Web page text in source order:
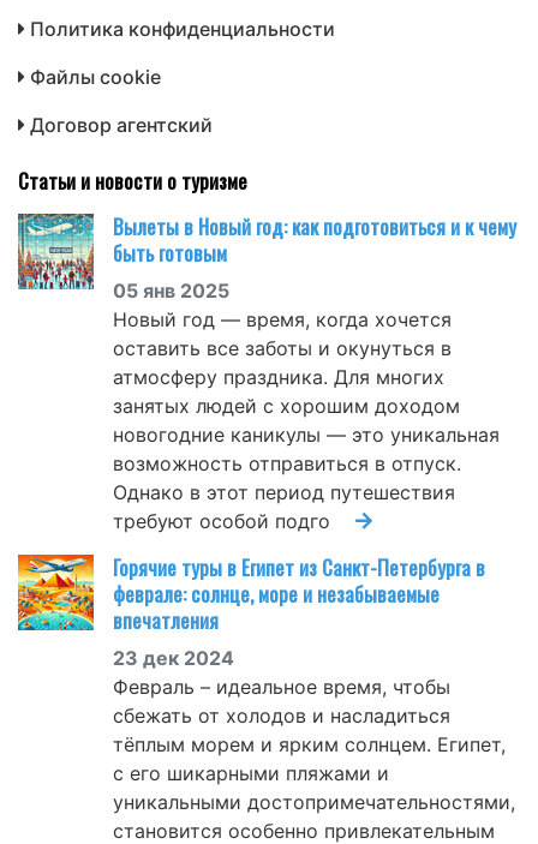
Политика конфиденциальности
Файлы cookie
Договор агентский
Статьи и новости о туризме
Вылеты в Новый год: как подготовиться и к чему
быть готовым
05 янв 2025
Новый год — время, когда хочется
оставить все заботы и окунуться в
атмосферу праздника. Для многих
занятых людей с хорошим доходом
новогодние каникулы — это уникальная
возможность отправиться в отпуск.
Однако в этот период путешествия
требуют особой подго
Горячие туры в Египет из Санкт-Петербурга в
феврале: солнце, море и незабываемые
впечатления
23 дек 2024
Февраль – идеальное время, чтобы
сбежать от холодов и насладиться
тёплым морем и ярким солнцем. Египет,
с его шикарными пляжами и
уникальными достопримечательностями,
становится особенно привлекательным